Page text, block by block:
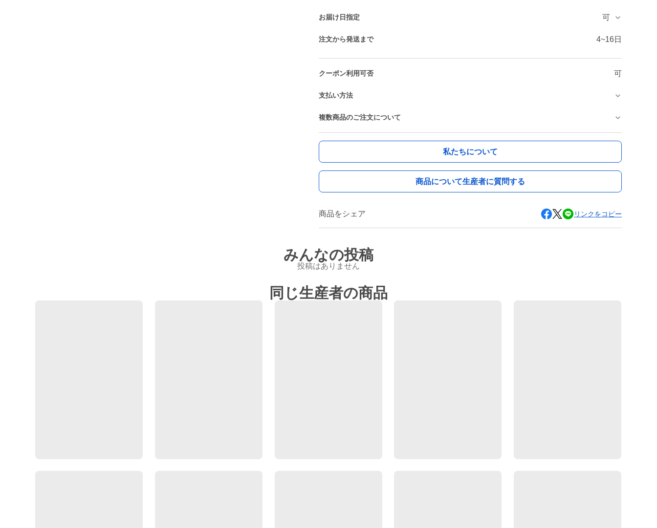
お届け日指定 可
注文から発送まで 4~16日
クーポン利用可否 可
支払い方法
複数商品のご注文について
私たちについて
商品について生産者に質問する
商品をシェア リンクをコピー
みんなの投稿
投稿はありません
同じ生産者の商品